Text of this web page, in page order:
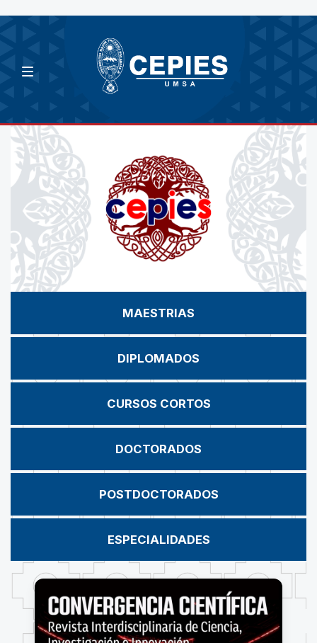
MAESTRIAS
DIPLOMADOS
CURSOS CORTOS
DOCTORADOS
POSTDOCTORADOS
ESPECIALIDADES